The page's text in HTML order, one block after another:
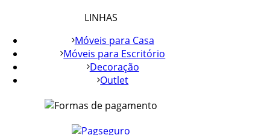
LINHAS
Móveis para Casa
Móveis para Escritório
Decoração
Outlet